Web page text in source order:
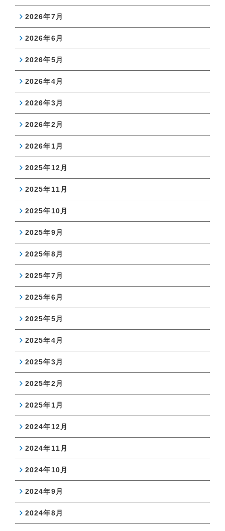
2026年7月
2026年6月
2026年5月
2026年4月
2026年3月
2026年2月
2026年1月
2025年12月
2025年11月
2025年10月
2025年9月
2025年8月
2025年7月
2025年6月
2025年5月
2025年4月
2025年3月
2025年2月
2025年1月
2024年12月
2024年11月
2024年10月
2024年9月
2024年8月